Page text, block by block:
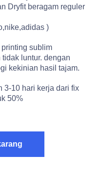
Dryfit beragam reguler
)
sublim
luntur. dengan
kekinian hasil tajam.
3-10 hari kerja dari fix
50%